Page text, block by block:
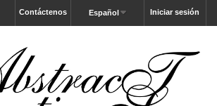
Iniciar sesión
Español
Contáctenos